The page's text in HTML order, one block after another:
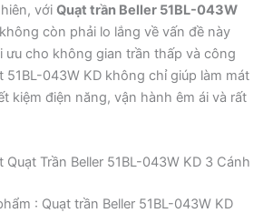
với Quạt trần Beller 51BL-043W
còn phải lo lắng về vấn đề này
ưu cho không gian trần thấp và công
51BL-043W KD không chỉ giúp làm mát
kiệm điện năng, vận hành êm ái và rất
Quạt Trần Beller 51BL-043W KD 3 Cánh
: Quạt trần Beller 51BL-043W KD